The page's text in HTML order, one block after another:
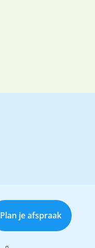
Plan je afspraak